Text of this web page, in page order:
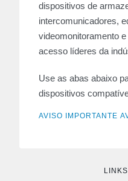
dispositivos de
intercomunicadores,
videomonitoramento
acesso líderes da
Use as abas abaixo
dispositivos
AVISO IMPORTANTE